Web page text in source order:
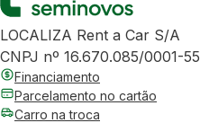
LOCALIZA Rent a Car S/A
CNPJ nº 16.670.085/0001-55
Financiamento
Parcelamento no cartão
Carro na troca